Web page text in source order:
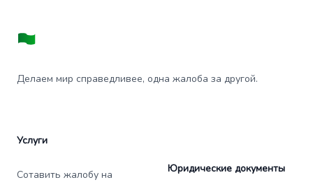
Делаем мир справедливее, одна жалоба за другой.
Услуги
Сотавить жалобу на
Юридические документы